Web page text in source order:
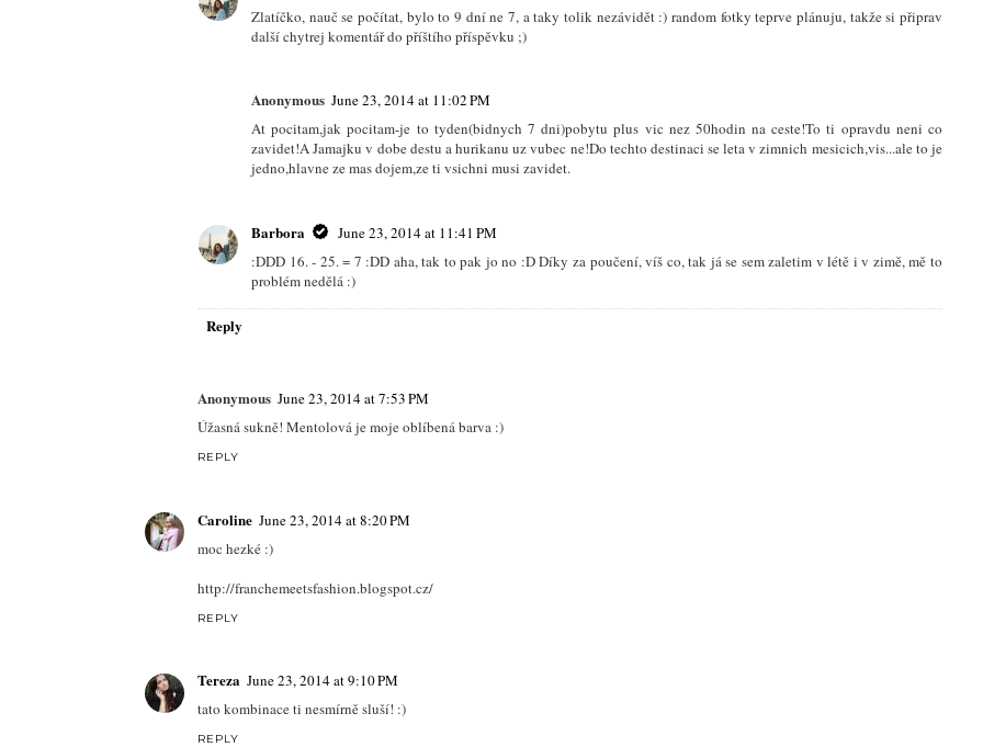
Zlatíčko, nauč se počítat, bylo to 9 dní ne 7, a taky tolik nezávidět :) random fotky teprve plánuju, takže si připrav
další chytrej komentář do příštího příspěvku ;)
Anonymous June 23, 2014 at 11:02 PM
At pocitam,jak pocitam-je to tyden(bidnych 7 dni)pobytu plus vic nez 50hodin na ceste!To ti opravdu neni co
zavidet!A Jamajku v dobe destu a hurikanu uz vubec ne!Do techto destinaci se leta v zimnich mesicich,vis...ale to je
jedno,hlavne ze mas dojem,ze ti vsichni musi zavidet.
Barbora
June 23, 2014 at 11:41 PM
:DDD 16. - 25. = 7 :DD aha, tak to pak jo no :D Díky za poučení, víš co, tak já se sem zaletim v létě i v zimě, mě to
problém nedělá :)
Reply
Anonymous June 23, 2014 at 7:53 PM
Úžasná sukně! Mentolová je moje oblíbená barva :)
REPLY
Caroline June 23, 2014 at 8:20 PM
moc hezké :)
http://franchemeetsfashion.blogspot.cz/
REPLY
Tereza June 23, 2014 at 9:10 PM
tato kombinace ti nesmírně sluší! :)
REPLY